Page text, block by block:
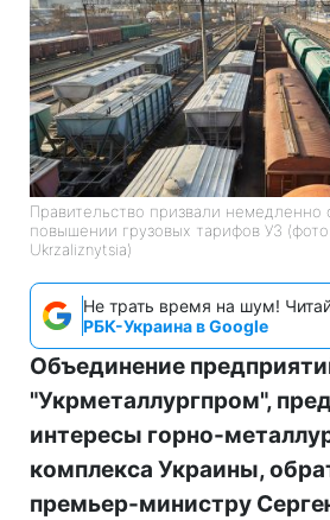
Правительство призвали
повышении грузовых тарифов УЗ
Ukrzaliznytsia)
Не трать время на шум!
РБК-Украина в Google
Объединение
"Укрметаллургпром",
интересы горно-
комплекса Украины,
премьер-министру